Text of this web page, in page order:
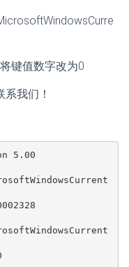
键值数字改为0
我们！
5.00